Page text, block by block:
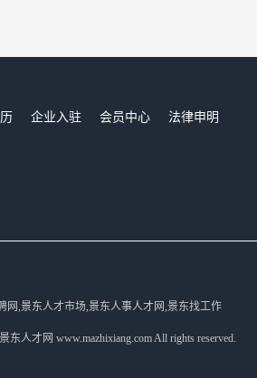
企业入驻 会员中心
法律申明
网,景东人才市场,景东人事人才网,景东找工作
东人才网 www.mazhixiang.com All rights reserved.